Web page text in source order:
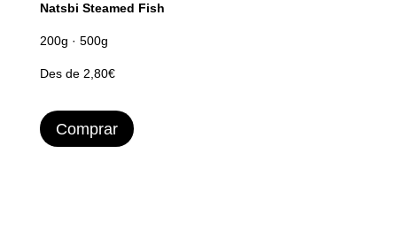
Natsbi Steamed Fish
200g · 500g
Des de 2,80€
Comprar